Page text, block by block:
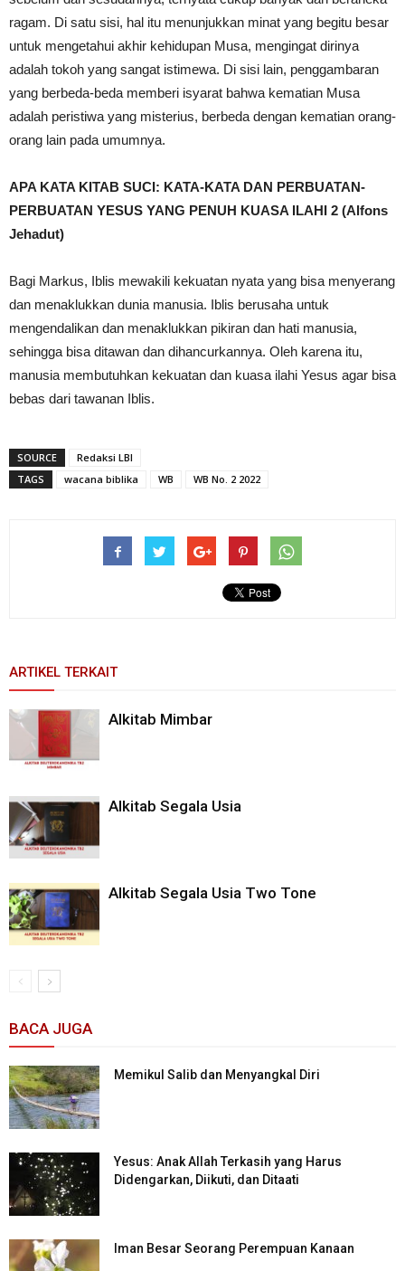
ragam. Di satu sisi, hal itu menunjukkan minat yang begitu besar
untuk mengetahui akhir kehidupan Musa, mengingat dirinya
adalah tokoh yang sangat istimewa. Di sisi lain, penggambaran
yang berbeda-beda memberi isyarat bahwa kematian Musa
adalah peristiwa yang misterius, berbeda dengan kematian orang-
orang lain pada umumnya.
APA KATA KITAB SUCI: KATA-KATA DAN PERBUATAN-
PERBUATAN YESUS YANG PENUH KUASA ILAHI 2 (Alfons
Jehadut)
Bagi Markus, Iblis mewakili kekuatan nyata yang bisa menyerang
dan menaklukkan dunia manusia. Iblis berusaha untuk
mengendalikan dan menaklukkan pikiran dan hati manusia,
sehingga bisa ditawan dan dihancurkannya. Oleh karena itu,
manusia membutuhkan kekuatan dan kuasa ilahi Yesus agar bisa
bebas dari tawanan Iblis.
SOURCE
Redaksi LBI
TAGS
wacana biblika WB WB No. 2 2022
ARTIKEL TERKAIT
Alkitab Mimbar
Alkitab Segala Usia
Alkitab Segala Usia Two Tone
BACA JUGA
Memikul Salib dan Menyangkal Diri
Yesus: Anak Allah Terkasih yang Harus
Didengarkan, Diikuti, dan Ditaati
Iman Besar Seorang Perempuan Kanaan